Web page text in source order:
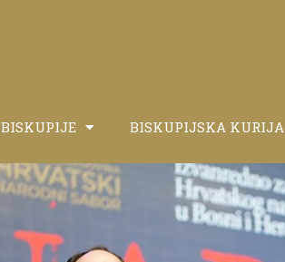
BISKUPIJE BISKUPIJSKA KURIJA